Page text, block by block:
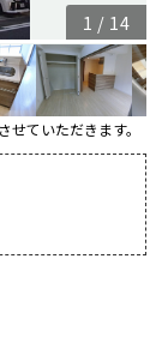
1 / 14
ていただきます。